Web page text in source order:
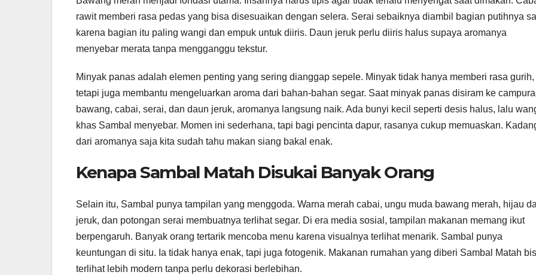
rawit memberi rasa pedas yang bisa disesuaikan dengan selera. Serai sebaiknya diambil bagian putihnya
karena bagian itu paling wangi dan empuk untuk diiris. Daun jeruk perlu diiris halus supaya aromanya
menyebar merata tanpa mengganggu tekstur.
Minyak panas adalah elemen penting yang sering dianggap sepele. Minyak tidak hanya memberi rasa gurih,
tetapi juga membantu mengeluarkan aroma dari bahan-bahan segar. Saat minyak panas disiram ke
bawang, cabai, serai, dan daun jeruk, aromanya langsung naik. Ada bunyi kecil seperti desis halus, lalu
khas Sambal menyebar. Momen ini sederhana, tapi bagi pencinta dapur, rasanya cukup memuaskan.
dari aromanya saja kita sudah tahu makan siang bakal enak.
Kenapa Sambal Matah Disukai Banyak Orang
Selain itu, Sambal punya tampilan yang menggoda. Warna merah cabai, ungu muda bawang merah, hijau
jeruk, dan potongan serai membuatnya terlihat segar. Di era media sosial, tampilan makanan memang ikut
berpengaruh. Banyak orang tertarik mencoba menu karena visualnya terlihat menarik. Sambal punya
keuntungan di situ. Ia tidak hanya enak, tapi juga fotogenik. Makanan rumahan yang diberi Sambal Matah
terlihat lebih modern tanpa perlu dekorasi berlebihan.